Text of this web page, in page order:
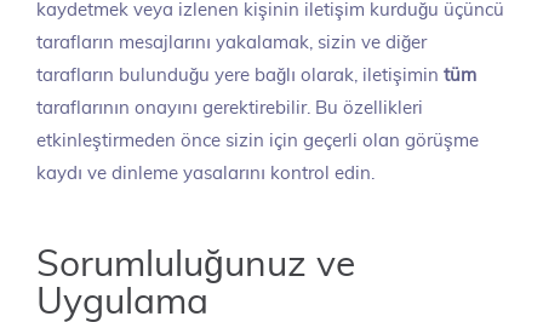
kaydetmek veya izlenen kişinin iletişim kurduğu üçüncü
tarafların mesajlarını yakalamak, sizin ve diğer
tarafların bulunduğu yere bağlı olarak, iletişimin tüm
taraflarının onayını gerektirebilir. Bu özellikleri
etkinleştirmeden önce sizin için geçerli olan görüşme
kaydı ve dinleme yasalarını kontrol edin.
Sorumluluğunuz ve
Uygulama